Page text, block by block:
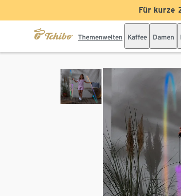
Für kurze
Themenwelten Kaffee Damen